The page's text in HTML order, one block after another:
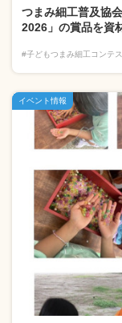
つまみ細工普及協
2026」の賞品を資
#子どもつまみ細工コンテ
イベント情報